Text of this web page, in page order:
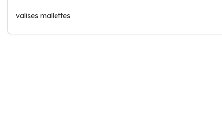
valises mallettes